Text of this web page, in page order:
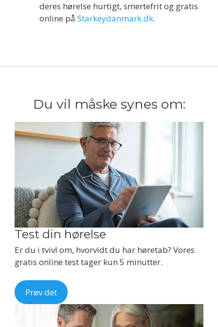
deres hørelse hurtigt, smertefrit og gratis
online på Starkeydanmark.dk.
Du vil måske synes om:
Test din hørelse
Er du i tvivl om, hvorvidt du har høretab? Vores
gratis online test tager kun 5 minutter.
Prøv det